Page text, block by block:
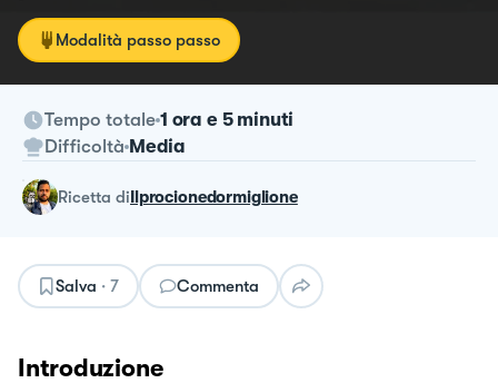
Modalità passo passo
Tempo totale 1 ora e 5 minuti
Difficoltà Media
ricetta diIlprocionedormiglione
Salva · 7 Commenta
Introduzione